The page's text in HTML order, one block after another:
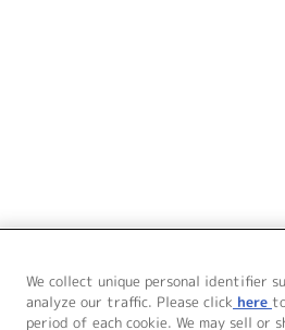
イト トップページへ
We collect unique personal identifier
analyze our traffic. Please click here
period of each cookie. We may sell